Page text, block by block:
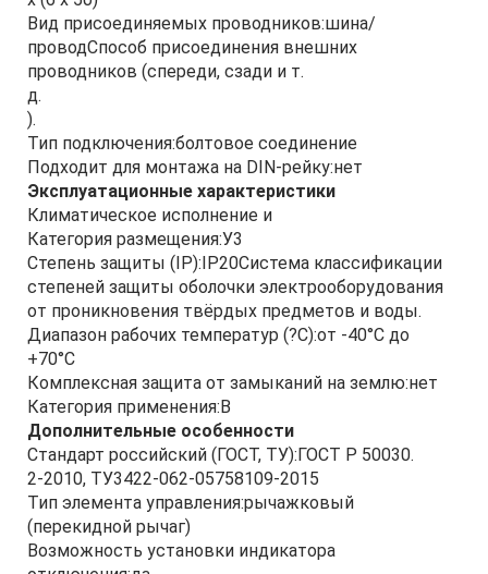
Вид присоединяемых проводников:шина/
проводСпособ присоединения внешних
проводников (спереди, сзади и т.
д.
).
Тип подключения:болтовое соединение
Подходит для монтажа на DIN-рейку:нет
Эксплуатационные характеристики
Климатическое исполнение и
Категория размещения:У3
Степень защиты (IP):IP20Система классификации
степеней защиты оболочки электрооборудования
от проникновения твёрдых предметов и воды.
Диапазон рабочих температур (?С):от -40°С до
+70°С
Комплексная защита от замыканий на землю:нет
Категория применения:B
Дополнительные особенности
Стандарт российский (ГОСТ, ТУ):ГОСТ Р 50030.
2-2010, ТУ3422-062-05758109-2015
Тип элемента управления:рычажковый
(перекидной рычаг)
Возможность установки индикатора